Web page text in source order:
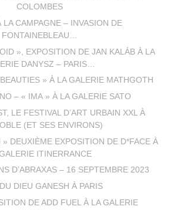
COLOMBES
LA CAMPAGNE – INVASION DE
FONTAINEBLEAU…
», EXPOSITION DE JAN KALÁB À LA
DANYSZ – PARIS…
» À LA GALERIE MATHGOTH
– « IMA » À LA GALERIE SATO
LE FESTIVAL D’ART URBAIN XXL À
(ET SES ENVIRONS)
DEUXIÈME EXPOSITION DE D*FACE À
ITINERRANCE
D’ABRAXAS – 16 SEPTEMBRE 2023
DIEU GANESH À PARIS
DE ADD FUEL À LA GALERIE